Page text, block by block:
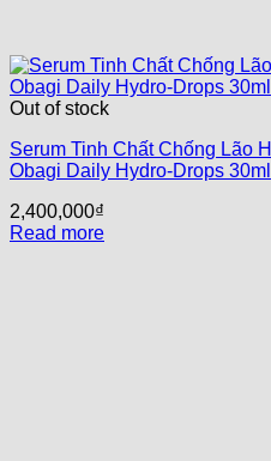
Out of stock
Serum Tinh Chất Chống Lão
Obagi Daily Hydro-Drops 30ml
2,400,000₫
Read more